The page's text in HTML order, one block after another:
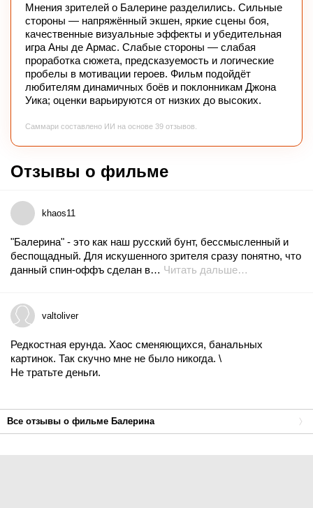
Мнения зрителей о Балерине разделились. Сильные
стороны — напряжённый экшен, яркие сцены боя,
качественные визуальные эффекты и убедительная
игра Аны де Армас. Слабые стороны — слабая
проработка сюжета, предсказуемость и логические
пробелы в мотивации героев. Фильм подойдёт
любителям динамичных боёв и поклонникам Джона
Уика; оценки варьируются от низких до высоких.
Саммари составлено ИИ на основе 39 отзывов.
Отзывы о фильме
khaos11
"Балерина" - это как наш русский бунт, бессмысленный и
беспощадный. Для искушенного зрителя сразу понятно, что
данный спин-оффъ сделан в… Читать дальше…
valtoliver
Редкостная ерунда. Хаос сменяющихся, банальных
картинок. Так скучно мне не было никогда. \
Не тратьте деньги.
Все отзывы о фильме Балерина